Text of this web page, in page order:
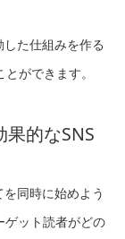
た仕組みを作る
ができます。
的なSNS
同時に始めよう
ゲット読者がどの